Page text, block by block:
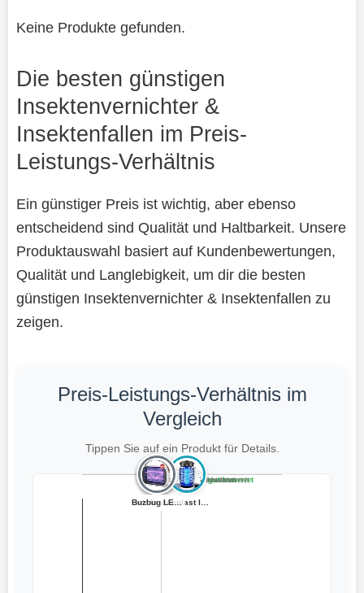
Keine Produkte gefunden.
Die besten günstigen
Insektenvernichter &
Insektenfallen im Preis-
Leistungs-Verhältnis
Ein günstiger Preis ist wichtig, aber ebenso
entscheidend sind Qualität und Haltbarkeit. Unsere
Produktauswahl basiert auf Kundenbewertungen,
Qualität und Langlebigkeit, um dir die besten
günstigen Insektenvernichter & Insektenfallen zu
zeigen.
Preis-Leistungs-Verhältnis im
Vergleich
Tippen Sie auf ein Produkt für Details.
Teuer, gut bewertet
Teuer, schlecht bewertet
Preiswert, gut bewertet
Preiswert, schlecht bewertet
Buzbug LED Inse...
YFFU Insektenve...
Insektenvernich...
Insektenvernich...
H+H Insektenver...
Buzbug LED Inse...